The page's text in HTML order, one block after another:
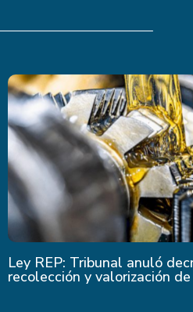
Ley REP: Tribunal anuló
recolección y valorización